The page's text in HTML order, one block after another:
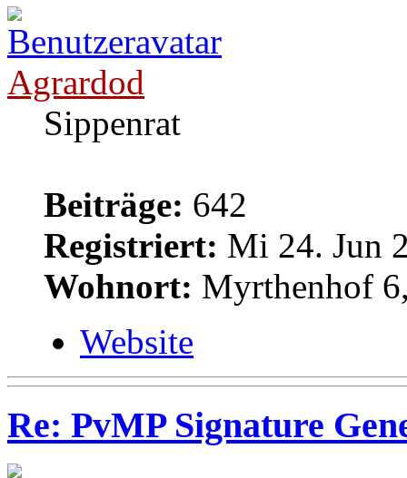
Agrardod
Sippenrat
Beiträge: 642
Registriert: Mi 24. Jun
Wohnort: Myrthenhof
Website
Re: PvMP Signature